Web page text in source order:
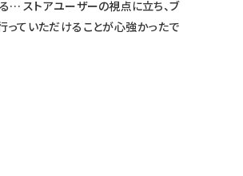
… ストアユーザーの視点に立ち、ブ
っていただけることが心強かったで